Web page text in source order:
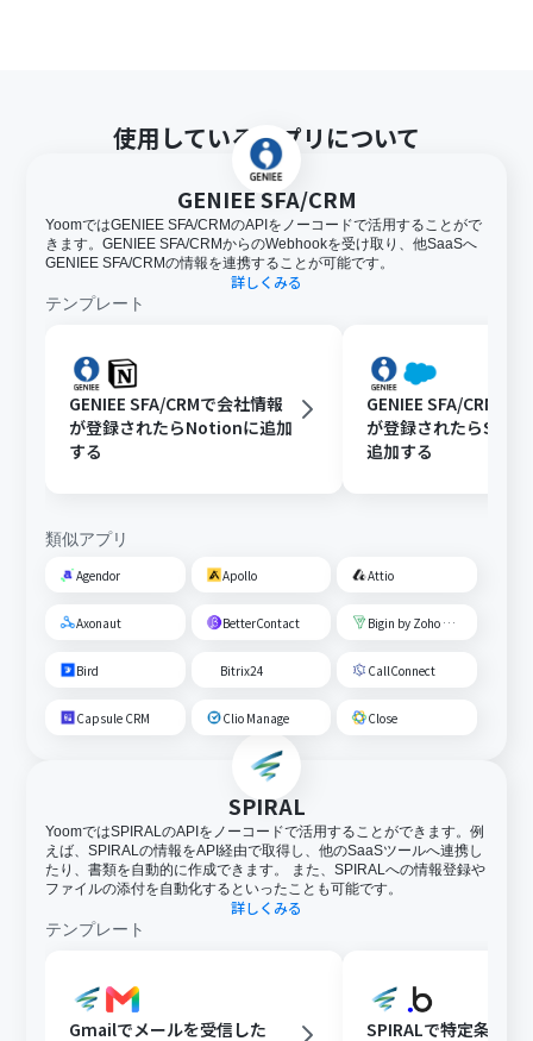
使用しているアプリについて
GENIEE SFA/CRM
YoomではGENIEE SFA/CRMのAPIをノーコードで活用することがで
きます。GENIEE SFA/CRMからのWebhookを受け取り、他SaaSへ
GENIEE SFA/CRMの情報を連携することが可能です。
詳しくみる
テンプレート
GENIEE SFA/CRMで会社情報
が登録されたらNotionに追加
する
GENIEE SFA/CRMで
が登録されたら
追加する
類似アプリ
Agendor Apollo Attio
Axonaut BetterContact Bigin by Zoho CRM
Bird Bitrix24 CallConnect
Capsule CRM Clio Manage Close
SPIRAL
YoomではSPIRALのAPIをノーコードで活用することができます。例
えば、SPIRALの情報をAPI経由で取得し、他のSaaSツールへ連携し
たり、書類を自動的に作成できます。 また、SPIRALへの情報登録や
ファイルの添付を自動化するといったことも可能です。
詳しくみる
テンプレート
Gmailでメールを受信した SPIRALで特定条件に